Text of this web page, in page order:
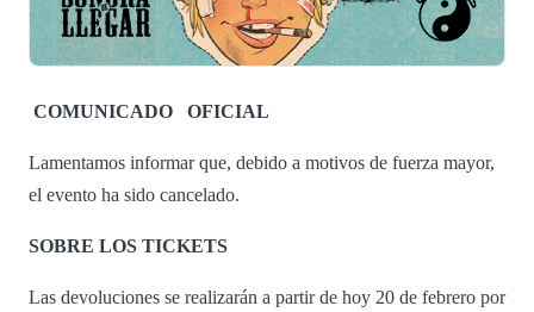
COMUNICADO OFICIAL
Lamentamos informar que, debido a motivos de fuerza mayor,
el evento ha sido cancelado.
SOBRE LOS TICKETS
Las devoluciones se realizarán a partir de hoy 20 de febrero por